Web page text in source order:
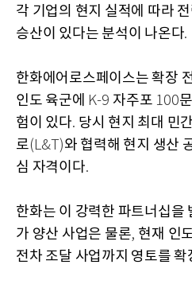
각 기업의 현지 실적에 따라
승산이 있다는 분석이 나온다.
한화에어로스페이스는 확장
인도 육군에
K-9 자주포 100
험이 있다. 당시 현지 최대 민
로(L&T)와 협력해 현지 생산
심 자격이다.
한화는 이 강력한 파트너십을
가 양산 사업은 물론, 현재 인
전차 조달 사업까지 영토를